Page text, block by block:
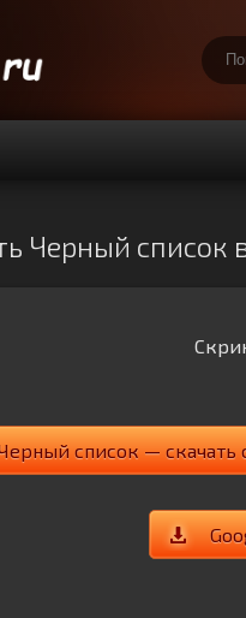
Черный список
список — скачать